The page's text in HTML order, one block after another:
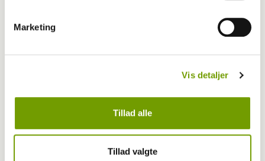
Marketing
Vis detaljer
Tillad alle
Tillad valgte
Hjælp Randers Dyrehospital med at hjælpe